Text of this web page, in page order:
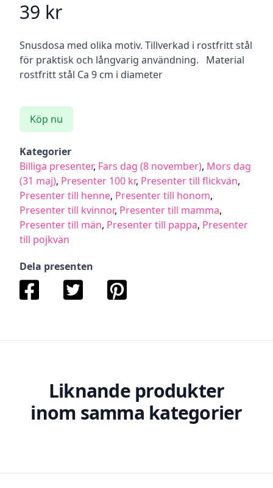
Product information
39 kr
Beskrivning
Snusdosa med olika motiv. Tillverkad i rostfritt stål
för praktisk och långvarig användning. Material
rostfritt stål Ca 9 cm i diameter
Köp nu
Kategorier
Billiga presenter, Fars dag (8 november), Mors dag
(31 maj), Presenter 100 kr, Presenter till flickvän,
Presenter till henne, Presenter till honom,
Presenter till kvinnor, Presenter till mamma,
Presenter till män, Presenter till pappa, Presenter
till pojkvän
Dela presenten
Liknande produkter
inom samma kategorier